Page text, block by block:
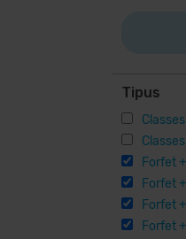
Tipus
Forfet
Forfet
Forfet
Forfet